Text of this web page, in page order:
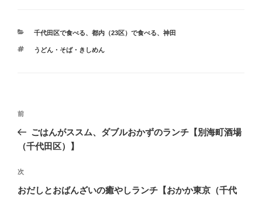
カ
ゴ
千代田区で食べる、 都内（23区）で食べる、 神田
タ
うどん・そば・きしめん
投
ナ
ゲ
ー
前
の
投
前
ごはんがススム、ダブルおかずのランチ【別海町酒場
（千代田区）】
次
の
次
おだしとおばんざいの癒やしランチ【おかか東京（千代